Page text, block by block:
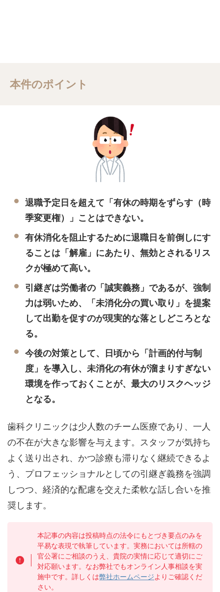
本件のポイント
退職予定日を超えて「有休の時期をずらす（時
季変更権）」ことはできない。
有休消化を阻止するために退職日を前倒しにす
ることは「解雇」にあたり、無効とされるリス
クが極めて高い。
引継ぎは労働者の「誠実義務」であるが、強制
力は弱いため、「未消化分の買い取り」を提案
して出勤を促すのが現実的な落としどころとな
る。
今後の対策として、日頃から「計画的付与制
度」を導入し、未消化の有休が溜まりすぎない
環境を作っておくことが、最大のリスクヘッジ
となる。
歯科クリニックは少人数のチーム医療であり、一人
の不在が大きな影響を与えます。スタッフが気持ち
よく送り出され、かつ診療も滞りなく継続できるよ
う、プロフェッショナルとしての引継ぎ義務を強調
しつつ、経済的な配慮を交えた柔軟な話し合いを推
奨します。
本記事の内容は投稿時点の法令にもとづき要点のみを
平易な表現で執筆しています。実務においては所轄の
官公署にご相談のうえ、貴院の実情に応じて適切にご
対応願います。なお弊社でもオンライン人事相談を実
施中です。詳しくは弊社ホームページよりご確認くだ
さい。